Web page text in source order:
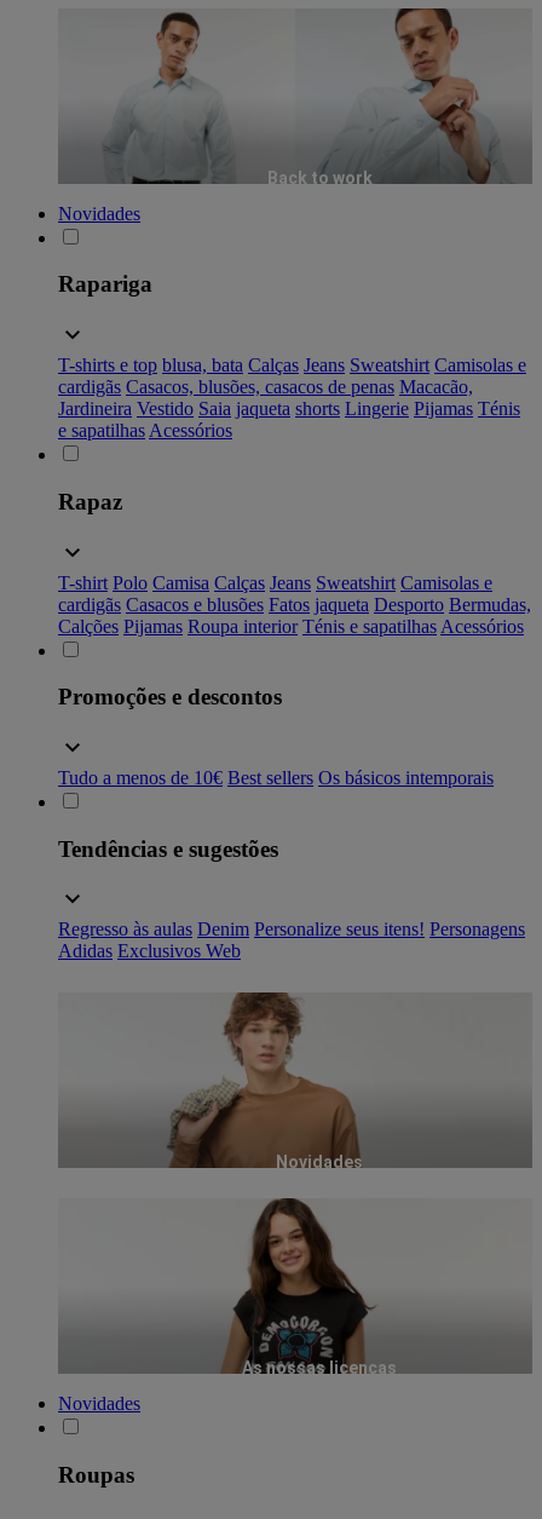
Back to work
Novidades
Rapariga
T-shirts e top blusa, bata Calças Jeans Sweatshirt Camisolas e
cardigãs Casacos, blusões, casacos de penas Macacão,
Jardineira Vestido Saia jaqueta shorts Lingerie Pijamas Ténis
e sapatilhas Acessórios
Rapaz
T-shirt Polo Camisa Calças Jeans Sweatshirt Camisolas e
cardigãs Casacos e blusões Fatos jaqueta Desporto Bermudas,
Calções Pijamas Roupa interior Ténis e sapatilhas Acessórios
Promoções e descontos
Tudo a menos de 10€ Best sellers Os básicos intemporais
Tendências e sugestões
Regresso às aulas Denim Personalize seus itens! Personagens
Adidas Exclusivos Web
Novidades
As nossas licenças
Novidades
Roupas